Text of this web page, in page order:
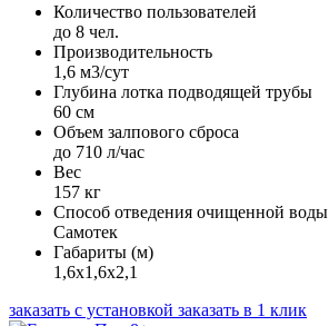
Количество пользователей
до 8 чел.
Производительность
1,6 м3/сут
Глубина лотка подводящей трубы
60 см
Объем залпового сброса
до 710 л/час
Вес
157 кг
Способ отведения очищенной воды
Самотек
Габариты (м)
1,6х1,6х2,1
заказать с установкой заказать в 1 клик